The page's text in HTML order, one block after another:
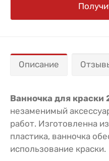
Описание
Ванночка для краски
незаменимый
работ. Изготовленна
пластика, ванночка
использование краски.